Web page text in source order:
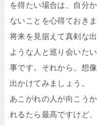
を得たい場合は、自分
ないことを心得ておきま
将来を見据えて真剣な
ような人と巡り会いた
事です。それから、想
出かけてみましょう。
あこがれの人が向こう
れるたら最高ですけど